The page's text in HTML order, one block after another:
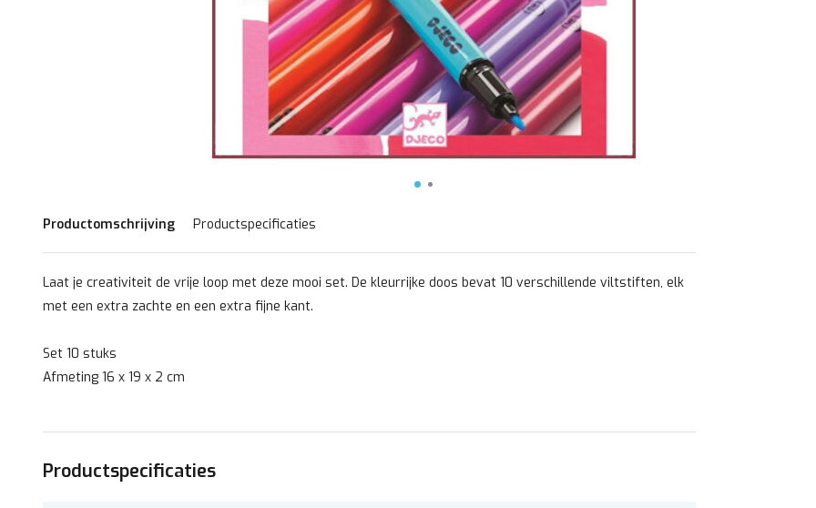
Productomschrijving Productspecificaties
Laat je creativiteit de vrije loop met deze mooi set. De kleurrijke doos bevat 10 verschillende viltstiften, elk
met een extra zachte en een extra fijne kant.
Set 10 stuks
Afmeting 16 x 19 x 2 cm
Productspecificaties